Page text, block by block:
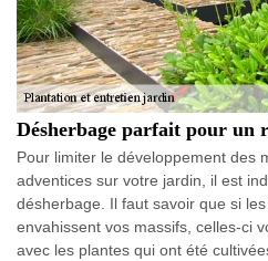
Désherbage parfait pour un
Pour limiter le développement des
adventices sur votre jardin, il est
désherbage. Il faut savoir que si
envahissent vos massifs, celles-ci
avec les plantes qui ont été